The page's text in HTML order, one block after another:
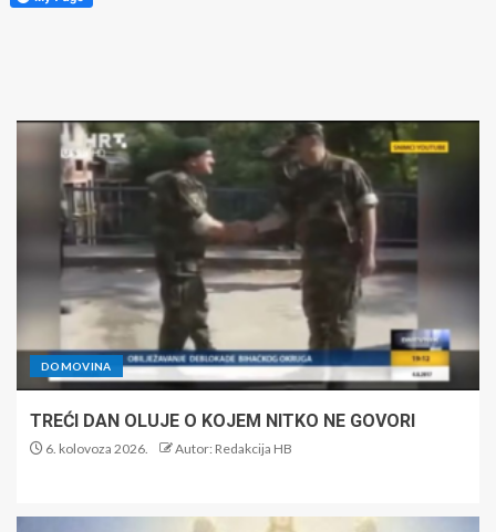
DOMOVINA
TREĆI DAN OLUJE O KOJEM NITKO NE GOVORI
6. kolovoza 2026. Autor: Redakcija HB